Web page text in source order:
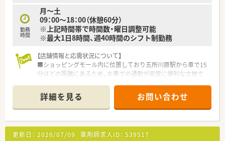
勤務
時間
月～土
09：00～18：00（休憩60分）
※上記時間帯で時間数・曜日調整可能
※最大1日8時間、週40時間のシフト制勤務
【店舗情報と応需状況について】
■ショッピングモール内に位置しており五所川原駅から車で15
分ほどの距離にあるため、お車での通勤が非常に便利な立地で
■処方箋は1日平均15枚ほどですが面分業を主体としているた
め、多種多様な医療機関からの処方箋に触れることが可能です。
■広域からの処方箋を受け付けていることから医薬品の品目数
も非常に多く、薬剤師としての幅広い知識を習得できる環境で
す。
詳細を見る お問い合わせ
更新日： 2026/07/09 薬剤師求人ID： 539517